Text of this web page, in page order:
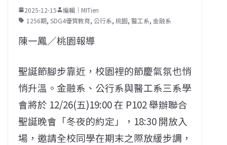
2025-12-15
編輯｜MITien
1256期, SDG4優質教育, 公行系, 桃園, 醫工系, 金融系
陳一鳳／桃園報導
聖誕節腳步靠近，校園裡的節慶氣氛也悄
悄升溫。金融系、公行系與醫工系三系學
會將於 12/26(五)19:00 在 P102 舉辦聯合
聖誕晚會「冬夜的約定」，18:30 開放入
場，邀請全校同學在期末之際放緩步調，